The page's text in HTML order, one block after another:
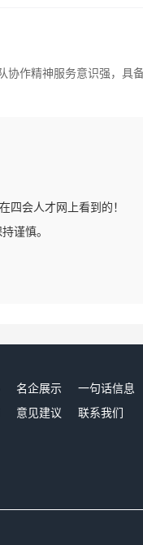
协作精神服务意识强，具
四会人才网上看到的！
谨慎。
名企展示 一句话信息
意见建议 联系我们